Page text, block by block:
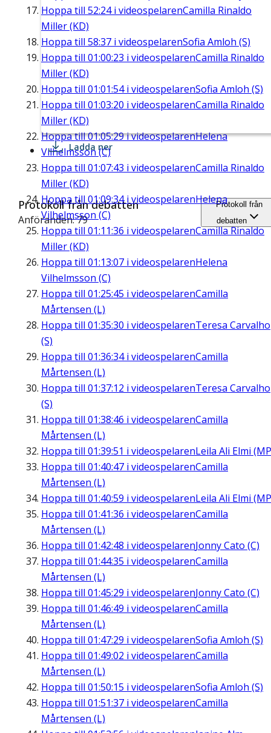
Hoppa till 52:24i videospelarenCamilla Rinaldo
Miller (KD)
Hoppa till 58:37 i videospelarenSofia Amloh (S)
Hoppa till 01:00:23 i videospelarenCamilla Rinaldo
Miller (KD)
Hoppa till 01:01:54i videospelarenSofia Amloh (S)
Hoppa till 01:03:20 i videospelarenCamilla Rinaldo
Miller (KD)
Hoppa till01:05:29i videospelarenHelena
Vilhelmsson (C)
Hoppa till 01:07:43 i videospelarenCamilla Rinaldo
Miller (KD)
Hoppa till 01:09:34i videospelarenHelena
Vilhelmsson (C)
Hoppa till 01:11:36 i videospelarenCamilla Rinaldo
Miller (KD)
Hoppa till 01:13:07 i videospelarenHelena
Vilhelmsson (C)
Hoppa till 01:25:45 i videospelarenCamilla
Mårtensen (L)
Hoppa till 01:35:30 i videospelarenTeresa Carvalho
(S)
Hoppa till 01:36:34i videospelarenCamilla
Mårtensen (L)
Hoppa till 01:37:12 i videospelarenTeresa Carvalho
(S)
Hoppa till 01:38:46 i videospelarenCamilla
Mårtensen (L)
Hoppa till 01:39:51 i videospelarenLeila Ali Elmi
Hoppa till 01:40:47 i videospelarenCamilla
Mårtensen (L)
Hoppa till 01:40:59 i videospelarenLeila Ali Elmi
Hoppa till 01:41:36 i videospelarenCamilla
Mårtensen (L)
Hoppa till 01:42:48 i videospelarenJonny Cato (C)
Hoppa till 01:44:35 i videospelarenCamilla
Mårtensen (L)
Hoppa till 01:45:29 i videospelarenJonny Cato (C)
Hoppa till 01:46:49 i videospelarenCamilla
Mårtensen (L)
Hoppa till 01:47:29 i videospelarenSofia Amloh (S)
Hoppa till 01:49:02 i videospelarenCamilla
Mårtensen (L)
Hoppa till 01:50:15 i videospelarenSofia Amloh (S)
Hoppa till 01:51:37 i videospelarenCamilla
Mårtensen (L)
Ladda ner
Protokoll från debatten
Anföranden: 79
Protokoll från
debatten